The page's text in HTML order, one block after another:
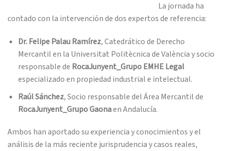
La jornada ha
contado con la intervención de dos expertos de referencia:
Dr. Felipe Palau Ramírez, Catedrático de Derecho
Mercantil en la Universitat Politècnica de València y socio
responsable de RocaJunyent_Grupo EMHE Legal
especializado en propiedad industrial e intelectual.
Raúl Sánchez, Socio responsable del Área Mercantil de
RocaJunyent_Grupo Gaonaen Andalucía.
Ambos han aportado su experiencia y conocimientos y el
análisis de la más reciente jurisprudencia y casos reales,